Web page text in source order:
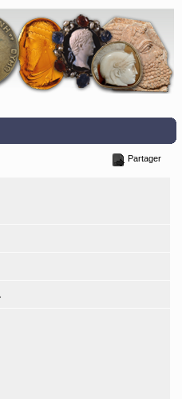
Partager